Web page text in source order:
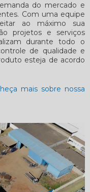
do mercado e
Com uma equipe
ao máximo sua
projetos e serviços
durante todo o
de qualidade e
esteja de acordo
mais sobre nossa